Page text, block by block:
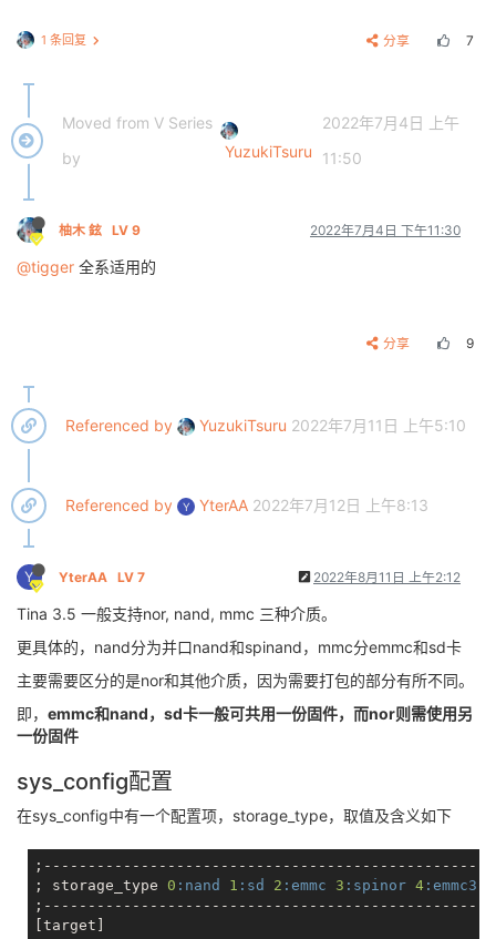
1 条回复 分享 7
Moved from V Series
by
YuzukiTsuru
2022年7月4日 上午
11:50
柚木 鉉 LV 9 2022年7月4日 下午11:30
@tigger 全系适用的
分享 9
Referenced by YuzukiTsuru 2022年7月11日 上午5:10
Referenced by Y YterAA 2022年7月12日 上午8:13
Y YterAA LV 7 2022年8月11日 上午2:12
Tina 3.5 一般支持nor, nand, mmc 三种介质。
更具体的，nand分为并口nand和spinand，mmc分emmc和sd卡
主要需要区分的是nor和其他介质，因为需要打包的部分有所不同。
即， emmc和nand，sd卡一般可共用一份固件，而nor则需使用另
一份固件
sys_config配置
在sys_config中有一个配置项，storage_type，取值及含义如下
; storage_type 0 :nand 1 :sd 2 :emmc 3 :spinor 4 :emmc3
[target]